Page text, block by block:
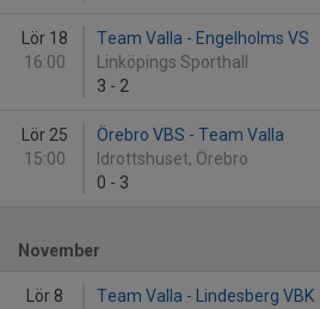
Lör 18
16:00
Team Valla - Engelholms VS
Linköpings Sporthall
3 - 2
Lör 25
15:00
Örebro VBS - Team Valla
Idrottshuset, Örebro
0 - 3
November
Lör 8
Team Valla - Lindesberg VBK